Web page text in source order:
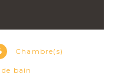
Chambre(s)
de bain